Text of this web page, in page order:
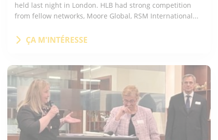
held last night in London. HLB had strong competition
from fellow networks, Moore Global, RSM International...
ÇA M'INTÉRESSE